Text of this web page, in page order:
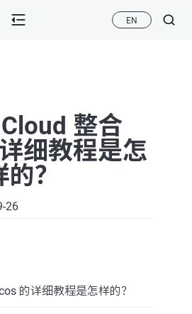
EN
整合
细教程是怎
的？
26
的详细教程是怎样的？